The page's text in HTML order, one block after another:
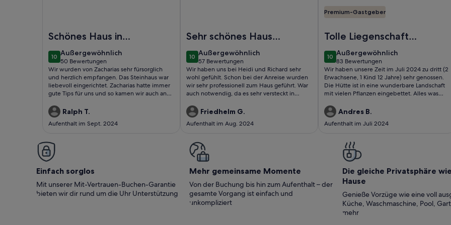
Schönes Haus in
wunderbarer
Umgebung
1010 von 10
Außergewöhnlich
außergewöhnlich
50 Bewertungen
(50
bewertungen)
Wir wurden von Zacharias sehr fürsorglich
und herzlich empfangen. Das Steinhaus war
liebevoll eingerichtet. Zacharias hatte immer
gute Tips für uns und so kamen wir auch an
Kaffee macht, was typischer Käse ist und
vieles mehr. Die drei Hunde sind so
liebenswert. Vielen Dank Zacharias für die
Ralph T.
Aufenthalt im Sept. 2024
Sehr schönes Haus
mitten in den
Olivenhainen
1010 von 10
Außergewöhnlich
außergewöhnlich
57 Bewertungen
(57
bewertungen)
Wir haben uns bei Heidi und Richard sehr
wohl gefühlt. Schon bei der Anreise wurden
wir sehr professionell zum Haus geführt. War
auch notwendig, da es sehr versteckt in
Haus ist ein Traum. Hier morgens mit
direktem Blick Richtung Meer aufzuwachen
macht Lust auf Kreta. Die Schlafzimmer sind
Ventilator. Sehr sinnvoll im Sommer, da ist die
Airkondition bei offenen Türen nicht sinnvoll.
Für die erste Nacht, den ersten Tag hatten
Notwendigsten schon befüllt. So konnten wir
uns Zeit mit dem Einkaufen lassen. Wir haben
uns dort sehr wohl gefühlt. Liebe Grüße aus
Rechscheid Birgit und Friedhelm
Friedhelm G.
Aufenthalt im Aug. 2024
Premium-Gastgeber
Tolle Liegenschaft
auf Familien-
Grundstück
1010 von 10
Außergewöhnlich
außergewöhnlich
83 Bewertungen
(83
bewertungen)
Wir haben unsere Zeit im Juli 2024 zu dritt (2
Erwachsene, 1 Kind 12 Jahre) sehr genossen.
Die Hütte ist in eine wunderbare Landschaft
mit vielen Pflanzen eingebettet. Alles was
Verfügung. Der Gastgeber verwöhnte uns
mehrmals mit vielen leckeren lokalen
Lebensmitteln. Er steht ausserdem jederzeit
Andres B.
Aufenthalt im Juli 2024
Einfach sorglos
Mit unserer Mit-Vertrauen-Buchen-Garantie
bieten wir dir rund um die Uhr Unterstützung
Mehr gemeinsame Momente
Von der Buchung bis hin zum Aufenthalt – der
gesamte Vorgang ist einfach und
unkompliziert
Die gleiche Privatsphäre
Hause
Genieße Vorzüge wie eine voll
Küche, Waschmaschine, Pool,
mehr